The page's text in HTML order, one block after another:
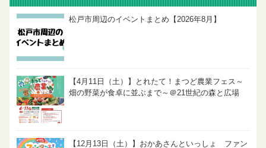
松戸市周辺のイベントまとめ【2026年8月】
【4月11日（土）】とれたて！まつど農業フェス～
畑の野菜が食卓に並ぶまで～＠21世紀の森と広場
【12月13日（土）】おかあさんといっしょ ファン